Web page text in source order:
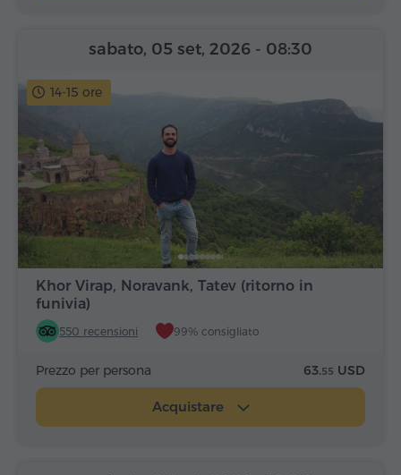
14-15 ore
Khor Virap, Noravank, Tatev (ritorno in
funivia)
550 recensioni 99% consigliato
sabato, 05 set, 2026 - 08:30
Prezzo per persona 63.55 USD
Acquistare